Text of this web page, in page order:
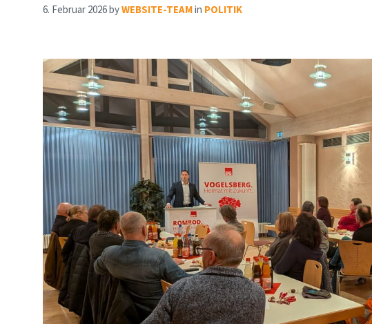
6. Februar 2026byWEBSITE-TEAMin POLITIK